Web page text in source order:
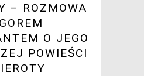
– ROZMOWA
O JEGO
POWIEŚCI